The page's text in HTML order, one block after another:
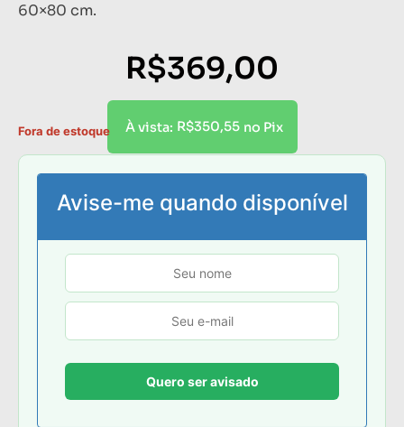
60×80 cm.
R$369,00
À vista: R$350,55 no Pix
Fora de estoque
Avise-me quando disponível